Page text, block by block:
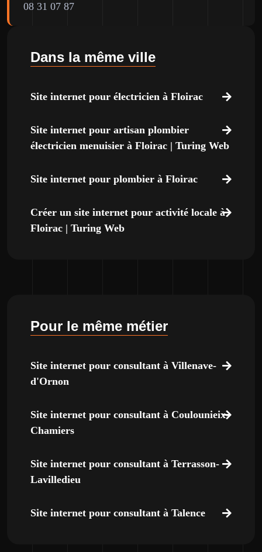
08 31 07 87
Dans la même ville
Site internet pour électricien à Floirac
Site internet pour artisan plombier
électricien menuisier à Floirac | Turing Web
Site internet pour plombier à Floirac
Créer un site internet pour activité locale à
Floirac | Turing Web
Pour le même métier
Site internet pour consultant à Villenave-
d'Ornon
Site internet pour consultant à Coulounieix-
Chamiers
Site internet pour consultant à Terrasson-
Lavilledieu
Site internet pour consultant à Talence